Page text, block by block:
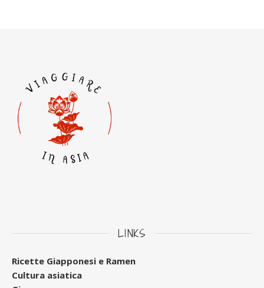
LINKS
Ricette Giapponesi e Ramen
Cultura asiatica